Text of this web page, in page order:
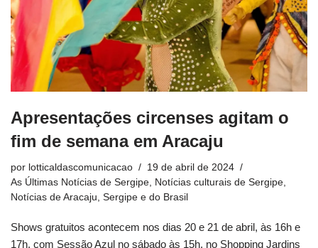
Apresentações circenses agitam o
fim de semana em Aracaju
por lotticaldascomunicacao
19 de abril de 2024
As Últimas Notícias de Sergipe Notícias culturais de Sergipe
Notícias de Aracaju, Sergipe e do Brasil
Shows gratuitos acontecem nos dias 20 e 21 de abril, às 16h e
17h, com Sessão Azul no sábado às 15h, no Shopping Jardins